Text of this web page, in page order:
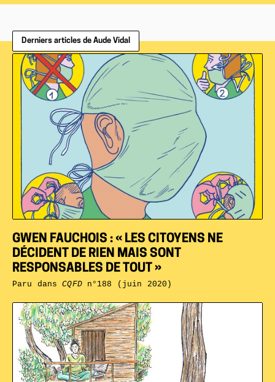
Derniers articles de Aude Vidal
GWEN FAUCHOIS : « LES CITOYENS NE
DÉCIDENT DE RIEN MAIS SONT
RESPONSABLES DE TOUT »
Paru dansCQFDn°188 (juin 2020)